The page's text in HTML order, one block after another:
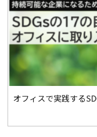
オフィスで実践する